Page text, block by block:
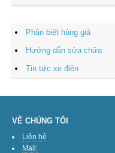
Phân biệt hàng giả
Hướng dẫn sửa chữa
Tin tức xe điện
VỀ CHÚNG TÔI
Liên hệ
Mail: